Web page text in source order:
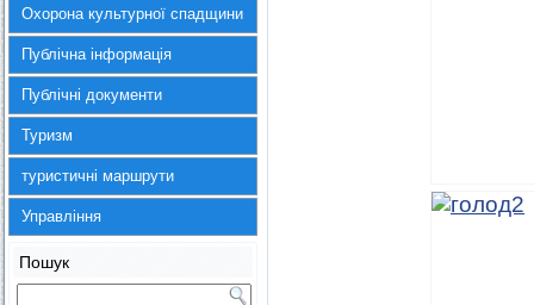
Охорона культурної спадщини
Публічна інформація
Публічні документи
Туризм
туристичні маршрути
Управління
Пошук